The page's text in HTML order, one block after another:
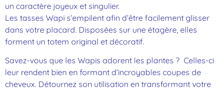
un caractère joyeux et singulier.
Les tasses Wapi s’empilent afin d’être facilement glisser
dans votre placard. Disposées sur une étagère, elles
forment un totem original et décoratif.
Savez-vous que les Wapis adorent les plantes ? Celles-ci
leur rendent bien en formant d’incroyables coupes de
cheveux. Détournez son utilisation en transformant votre